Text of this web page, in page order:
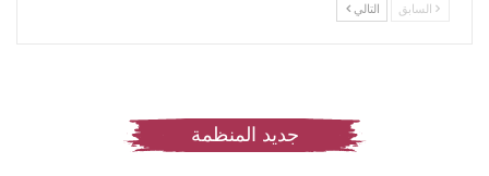
السابق التالي
جديد المنظمة